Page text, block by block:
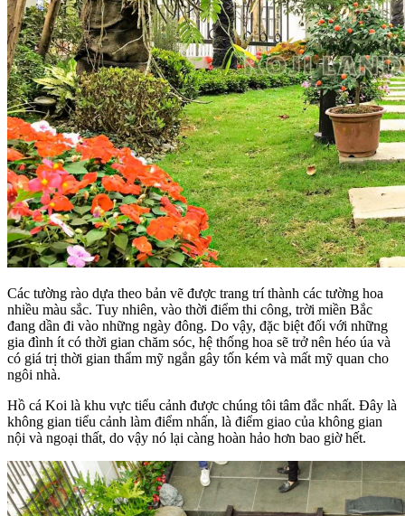
Các tường rào dựa theo bản vẽ được trang trí thành các tường hoa
nhiều màu sắc. Tuy nhiên, vào thời điểm thi công, trời miền Bắc
đang dần đi vào những ngày đông. Do vậy, đặc biệt đối với những
gia đình ít có thời gian chăm sóc, hệ thống hoa sẽ trở nên héo úa và
có giá trị thời gian thẩm mỹ ngắn gây tốn kém và mất mỹ quan cho
ngôi nhà.
Hồ cá Koi là khu vực tiểu cảnh được chúng tôi tâm đắc nhất. Đây là
không gian tiểu cảnh làm điểm nhấn, là điểm giao của không gian
nội và ngoại thất, do vậy nó lại càng hoàn hảo hơn bao giờ hết.